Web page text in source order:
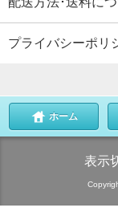
プライバシーポリ
ホーム
表示